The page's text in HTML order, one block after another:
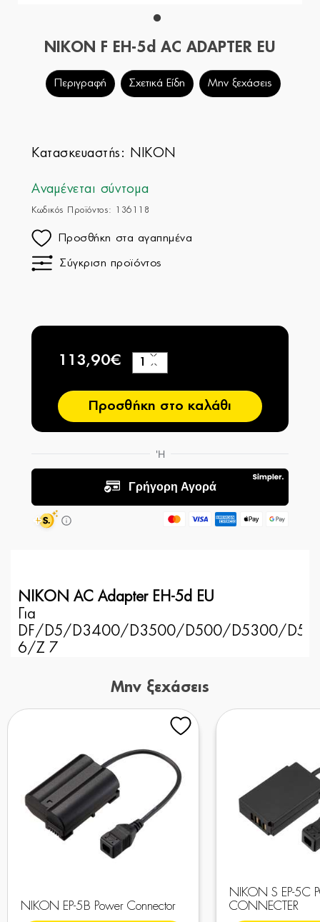
NIKON F EH-5d AC ADAPTER EU
Περιγραφή Σχετικά Είδη Μην ξεχάσεις
Κατασκευαστής: NIKON
Αναμένεται σύντομα
Κωδικός Προϊόντος: 136118
Προσθήκη στα αγαπημένα
Σύγκριση προϊόντος
113,90€
−
+
Προσθήκη στο καλάθι
NIKON AC Adapter EH-5d EU
Για
DF/D5/D3400/D3500/D500/D5300/
6/Z 7
Μην ξεχάσεις
NIKON EP-5B Power Connector
NIKON S EP-5C
CONNECTER